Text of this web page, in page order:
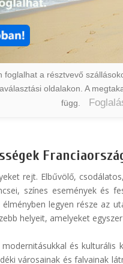
a résztvevő
oldalakon. A
függ.
rejt. Elbűvölő,
színes események és
legyen része az
helyeit, amelyeket
és
városainak és falvainak